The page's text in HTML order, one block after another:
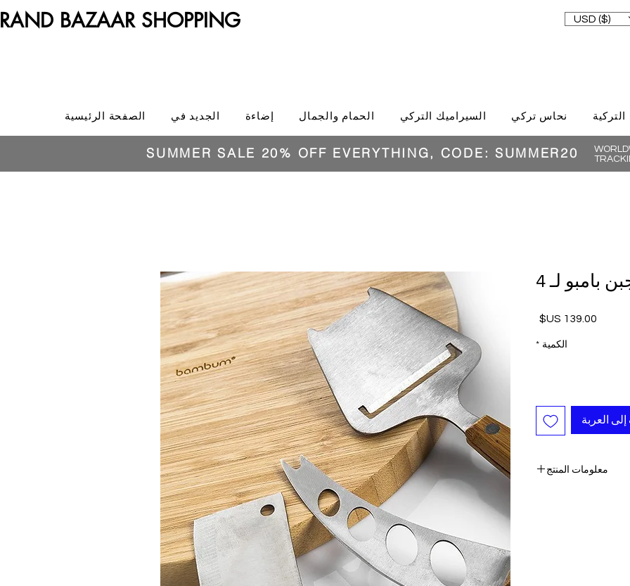
BAZAAR SHOPPING USD ($)
الصفحة الرئيسية الجديد في إضاءة الحمام والجمال السيراميك التركي نحاس تركي التركية
SUMMER SALE 20% OFF EVERYTHING, CODE: SUMMER20
بامبو لـ 4
السعر
الكمية *
العربة
معلومات المنتج
جبن.